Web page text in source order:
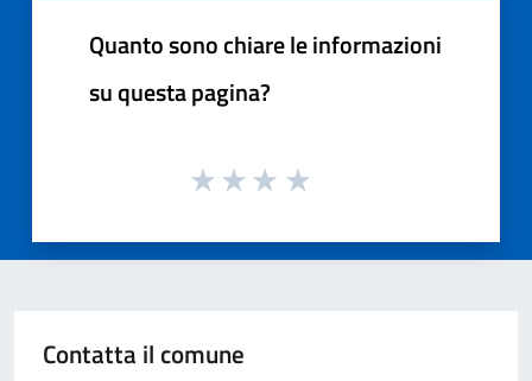
Quanto sono chiare le informazioni
su questa pagina?
Contatta il comune